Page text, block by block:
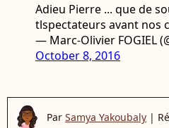
Adieu Pierre ... que de
tlspectateurs avant nos
— Marc-Olivier FOGIEL
October 8, 2016
Par Samya Yakoubaly |